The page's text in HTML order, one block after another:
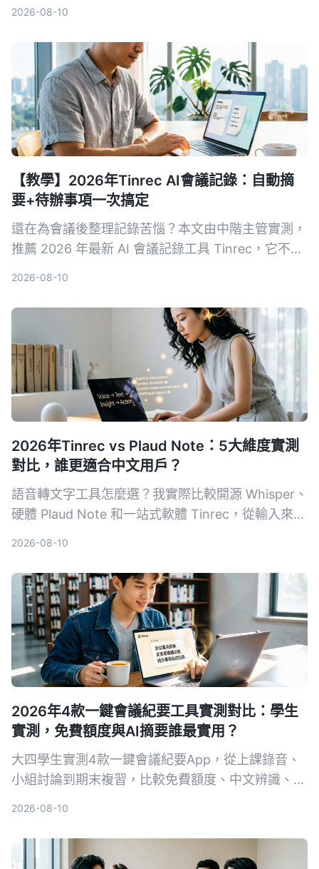
2026-08-10
【教學】2026年Tinrec AI會議記錄：自動摘
要+待辦事項一次搞定
還在為會議後整理記錄苦惱？本文由中階主管實測，
推薦 2026 年最新 AI 會議記錄工具 Tinrec，它不只
2026-08-10
2026年Tinrec vs Plaud Note：5大維度實測
對比，誰更適合中文用戶？
語音轉文字工具怎麼選？我實際比較開源 Whisper、
硬體 Plaud Note 和一站式軟體 Tinrec，從輸入來
2026-08-10
2026年4款一鍵會議紀要工具實測對比：學生
實測，免費額度與AI摘要誰最實用？
大四學生實測4款一鍵會議紀要App，從上課錄音、
小組討論到期末複習，比較免費額度、中文辨識、AI
2026-08-10